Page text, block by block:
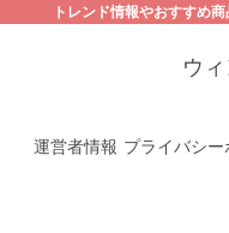
ウ
トレンド情報やおすすめ
運営者情報 プライバシー